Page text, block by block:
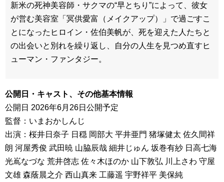
新米の死神美容師・サクマの“早とちり”によって、彼女
が営む美容室「冥供愛富（メイクアップ）」で過ごすこ
とになったヒロイン・佐伯美帆が、死を迎えた人たちと
の出会いと別れを繰り返し、自分の人生を見つめ直すヒ
ューマン・ファンタジー。
公開日・キャスト、その他基本情報
公開日 2026年6月26日公開予定
監督：いまおかしんじ
出演：桜井日奈子 日穏 岡部大 平井亜門 猪塚健太 佐久間祥
朗 河屋秀俊 武田暁 山脇辰哉 細井じゅん 坂巻有紗 日高七海
光嶌なづな 荒井啓志 佐々木ほのか 山下敦弘 川上さわ 守屋
文雄 森蔭晨之介 西山真来 工藤遥 宇野祥平 美保純